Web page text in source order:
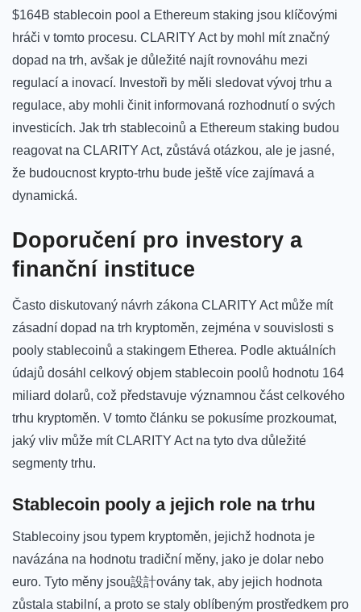
$164B ‍stablecoin ⁣pool ‍a Ethereum staking jsou klíčovými
hráči v‍ tomto procesu.⁤ CLARITY Act by mohl mít ​značný⁤
dopad na trh, ​avšak je důležité najít rovnováhu mezi
regulací‌ a inovací. Investoři by měli ‌sledovat vývoj trhu a
⁤regulace, aby mohli činit⁢ informovaná rozhodnutí o svých
investicích. Jak trh⁣ stablecoinů a Ethereum staking budou
reagovat⁣ na CLARITY Act, ​zůstává otázkou, ale ‌je jasné,
že budoucnost krypto-trhu ‌bude ještě ⁣více zajímavá a
dynamická.
Doporučení pro investory a
finanční⁢ instituce
Často diskutovaný návrh zákona CLARITY⁤ Act může mít
⁣zásadní dopad na ⁢trh kryptoměn, zejména‍ v souvislosti‍ s
pooly ‌stablecoinů a stakingem Etherea. Podle ​aktuálních
údajů dosáhl‌ celkový objem​ stablecoin poolů hodnotu 164
miliard dolarů, což představuje významnou část celkového‌
trhu ​kryptoměn. V tomto článku se pokusíme prozkoumat,
jaký‌ vliv může ⁣mít CLARITY ⁢Act na ‌tyto‌ dva důležité
segmenty ​trhu.
Stablecoin​ pooly a jejich role na trhu
Stablecoiny jsou typem kryptoměn, jejichž hodnota je
navázána na hodnotu tradiční⁣ měny, jako je dolar nebo
euro. Tyto měny jsou設計ovány tak, aby jejich hodnota
zůstala stabilní, ⁣a proto se staly ⁤oblíbeným⁤ prostředkem pro